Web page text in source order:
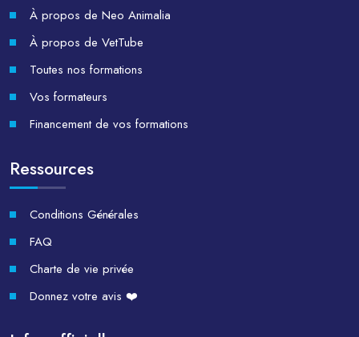
À propos de Neo Animalia
À propos de VetTube
Toutes nos formations
Vos formateurs
Financement de vos formations
Ressources
Conditions Générales
FAQ
Charte de vie privée
Donnez votre avis ❤️